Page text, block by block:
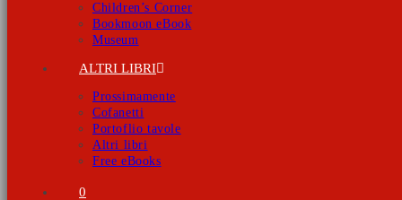
Children’s Corner
Bookmoon eBook
Museum
ALTRI LIBRI
Prossimamente
Cofanetti
Portoflio tavole
Altri libri
Free eBooks
0